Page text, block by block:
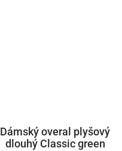
Dámský overal plyšový
dlouhý Classic green